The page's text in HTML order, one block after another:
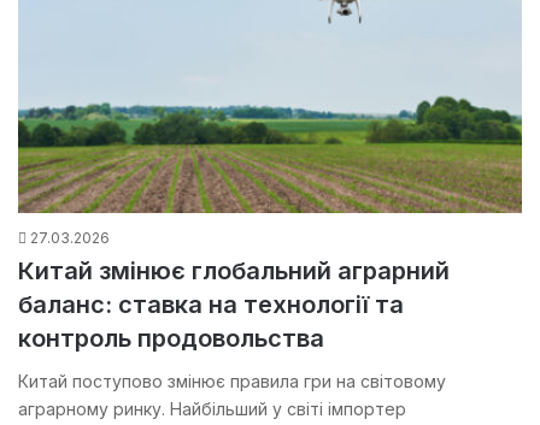
27.03.2026
Китай змінює глобальний аграрний
баланс: ставка на технології та
контроль продовольства
Китай поступово змінює правила гри на світовому
аграрному ринку. Найбільший у світі імпортер